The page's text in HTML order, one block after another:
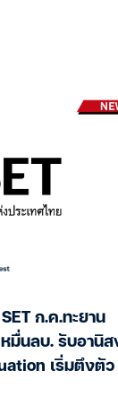
ก.ค.ทะยาน
หมื่นลบ. รับอานิส
เริ่มตึงตัว